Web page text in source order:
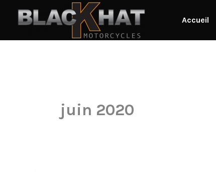
Accueil
juin 2020